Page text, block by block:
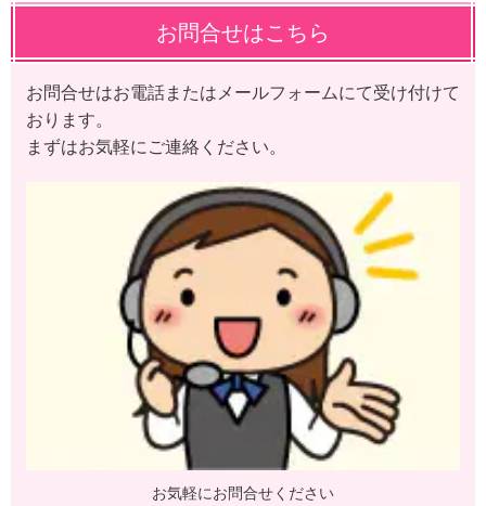
お問合せはこちら
お問合せはお電話またはメールフォームにて受け付けて
おります。
まずはお気軽にご連絡ください。
お気軽にお問合せください